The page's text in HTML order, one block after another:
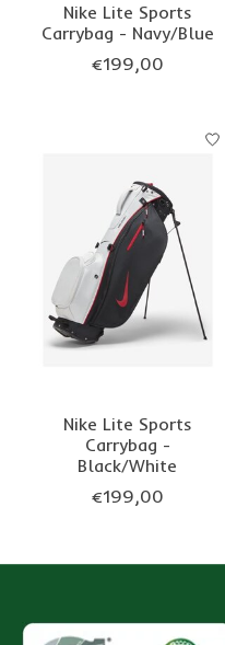
Nike Lite Sports
Carrybag - Navy/Blue
€199,00
Nike Lite Sports
Carrybag -
Black/White
€199,00